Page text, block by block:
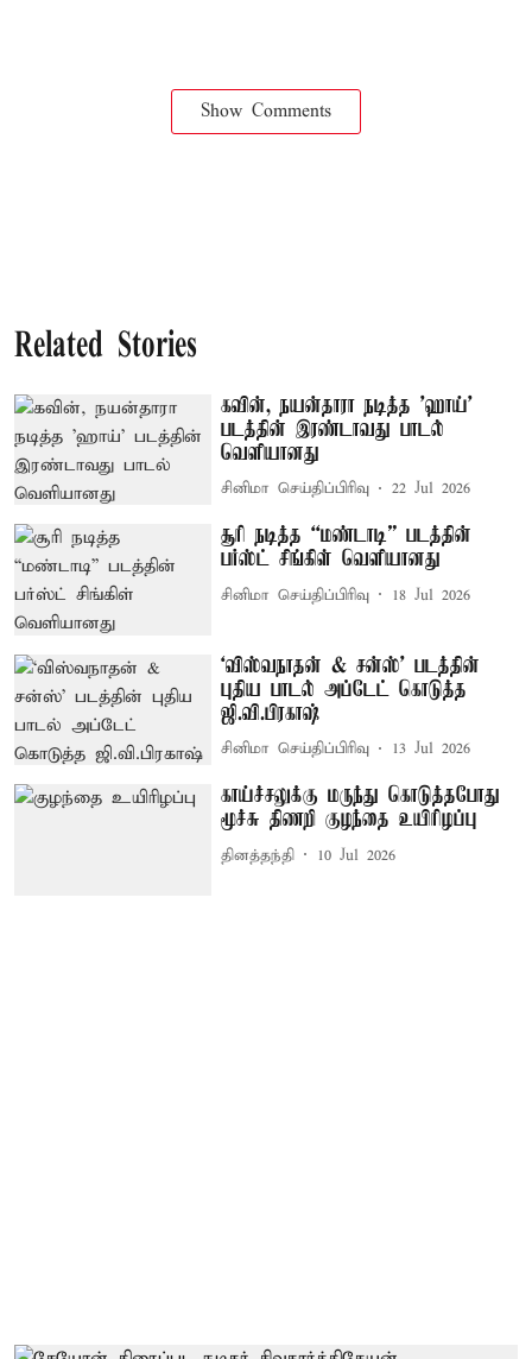
Show Comments
Related Stories
கவின், நயன்தாரா நடித்த 'ஹாய்'
படத்தின் இரண்டாவது பாடல்
வெளியானது
சினிமா செய்திப்பிரிவு 22 Jul 2026
சூரி நடித்த “மண்டாடி” படத்தின்
பர்ஸ்ட் சிங்கிள் வெளியானது
சினிமா செய்திப்பிரிவு 18 Jul 2026
‘விஸ்வநாதன் & சன்ஸ்’ படத்தின்
புதிய பாடல் அப்டேட் கொடுத்த
ஜி.வி.பிரகாஷ்
சினிமா செய்திப்பிரிவு 13 Jul 2026
காய்ச்சலுக்கு மருந்து கொடுத்தபோது
மூச்சு திணறி குழந்தை உயிரிழப்பு
தினத்தந்தி 10 Jul 2026